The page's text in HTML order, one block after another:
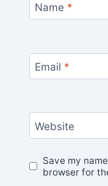
Name *
Email *
Website
Save my
browser for